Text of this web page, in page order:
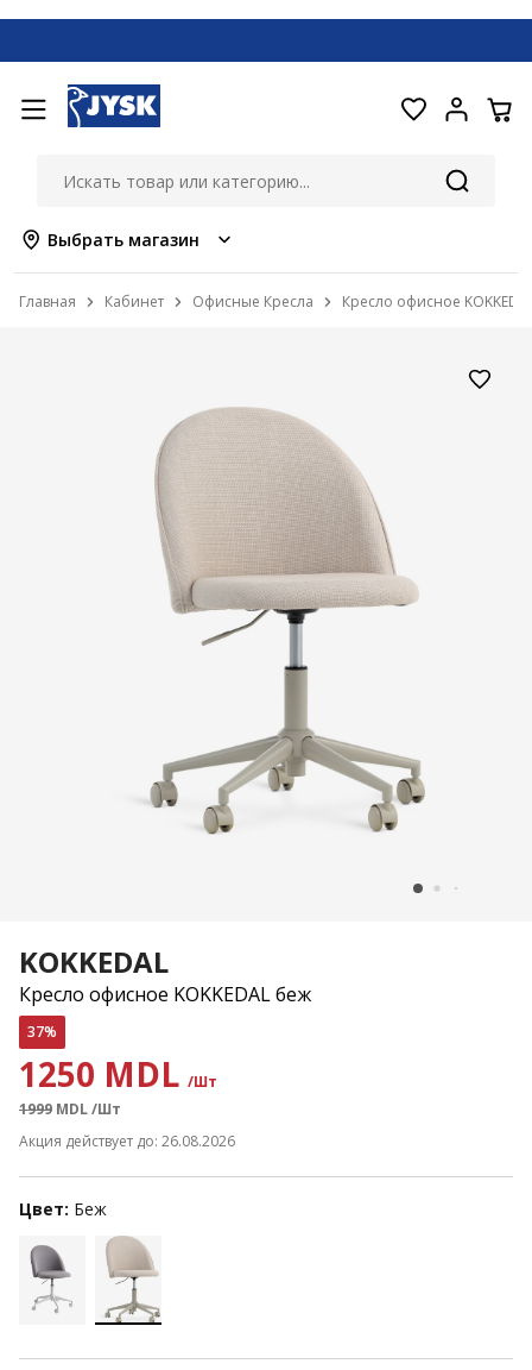
Выбрать магазин
Главная Кабинет Офисные Кресла Кресло офисное
KOKKEDAL
Кресло офисное KOKKEDAL беж
37%
1250 MDL /Шт
1999 MDL/Шт
Акция действует до: 26.08.2026
Цвет: Беж